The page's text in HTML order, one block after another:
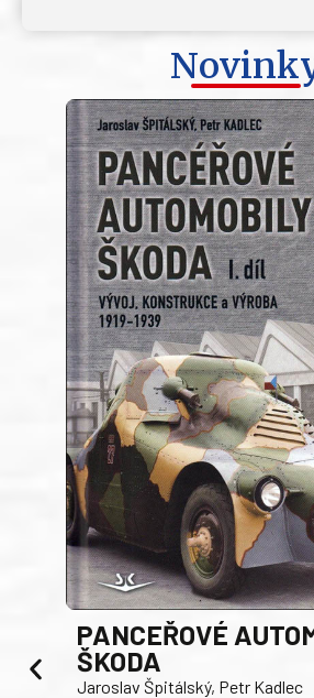
PANCEŘOVÉ
ŠKODA
Jaroslav Špitálský, Petr Kadlec